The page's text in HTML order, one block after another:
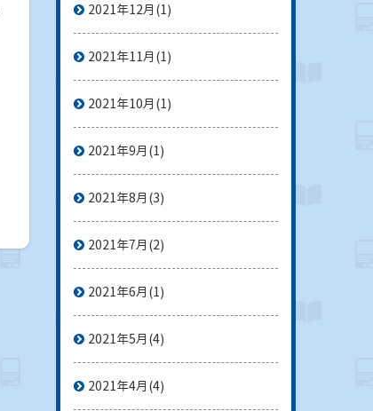
2021年12月 (1)
2021年11月 (1)
2021年10月 (1)
2021年9月 (1)
2021年8月 (3)
2021年7月 (2)
2021年6月 (1)
2021年5月 (4)
2021年4月 (4)